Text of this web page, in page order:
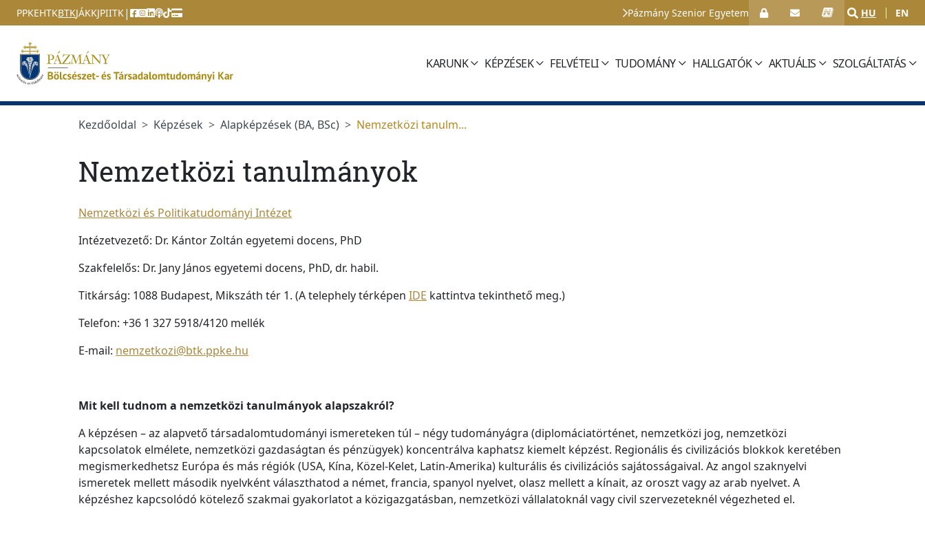
Ugrás a menüre
Ugrás a tartalomra
PPKEHTKBTKJÁKKJPIITK| Pázmány Szenior Egyetem HU EN
KARUNK KÉPZÉSEK FELVÉTELI TUDOMÁNY HALLGATÓK AKTUÁLIS SZOLGÁLTATÁS
Kezdőoldal Képzések Alapképzések (BA, BSc) Nemzetközi tanulm...
Nemzetközi tanulmányok
Nemzetközi és Politikatudományi Intézet
Intézetvezető: Dr. Kántor Zoltán egyetemi docens, PhD
Szakfelelős: Dr. Jany János egyetemi docens, PhD, dr. habil.
Titkárság: 1088 Budapest, Mikszáth tér 1. (A telephely térképen IDE kattintva tekinthető meg.)
Telefon: +36 1 327 5918/4120 mellék
E-mail: nemzetkozi@btk.ppke.hu
Mit kell tudnom a nemzetközi tanulmányok alapszakról?
A képzésen – az alapvető társadalomtudományi ismereteken túl – négy tudományágra (diplomáciatörténet, nemzetközi jog, nemzetközi
kapcsolatok elmélete, nemzetközi gazdaságtan és pénzügyek) koncentrálva kaphatsz kiemelt képzést. Regionális és civilizációs blokkok keretében
megismerkedhetsz Európa és más régiók (USA, Kína, Közel-Kelet, Latin-Amerika) kulturális és civilizációs sajátosságaival. Az angol szaknyelvi
ismeretek mellett második nyelvként választhatod a német, francia, spanyol nyelvet, olasz mellett a kínait, az oroszt vagy az arab nyelvet. A
képzéshez kapcsolódó kötelező szakmai gyakorlatot a közigazgatásban, nemzetközi vállalatoknál vagy civil szervezeteknél végezheted el.